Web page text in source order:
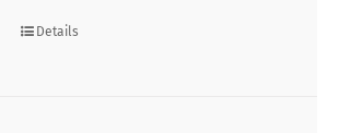
Details